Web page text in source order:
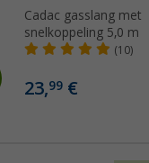
Cadac gasslang met
snelkoppeling 5,0 m
(10)
23,99 €